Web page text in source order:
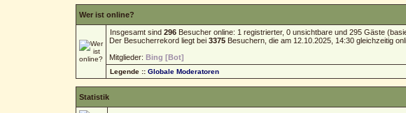
Wer ist online?
Insgesamt sind 296Besucher online: 1 registrierter, 0 unsichtbare und 295 Gäste
Der Besucherrekord liegt bei 3375Besuchern, die am 12.10.2025, 14:30 gleichzeitig
Mitglieder: Bing [Bot]
Legende :: Globale Moderatoren
Statistik